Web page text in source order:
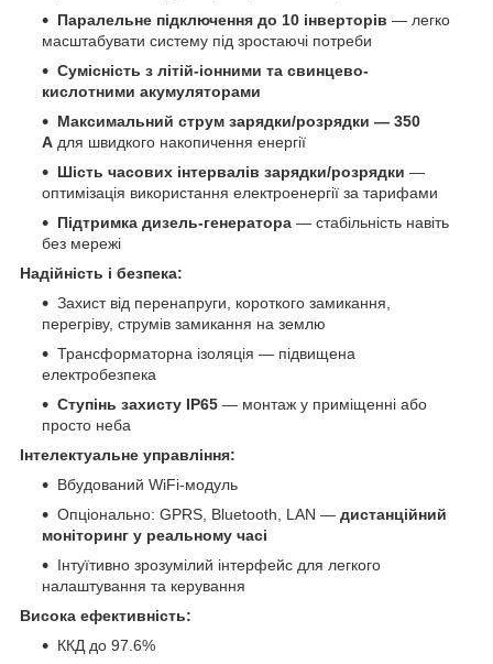
Паралельне підключення до 10 інверторів — легко
масштабувати систему під зростаючі потреби
Сумісність з літій-іонними та свинцево-
кислотними акумуляторами
Максимальний струм зарядки/розрядки — 350
А для швидкого накопичення енергії
Шість часових інтервалів зарядки/розрядки —
оптимізація використання електроенергії за тарифами
Підтримка дизель-генератора — стабільність навіть
без мережі
Надійність і безпека:
Захист від перенапруги, короткого замикання,
перегріву, струмів замикання на землю
Трансформаторна ізоляція — підвищена
електробезпека
Ступінь захисту IP65 — монтаж у приміщенні або
просто неба
Інтелектуальне управління:
Вбудований WiFi-модуль
Опціонально: GPRS, Bluetooth, LAN — дистанційний
моніторинг у реальному часі
Інтуїтивно зрозумілий інтерфейс для легкого
налаштування та керування
Висока ефективність:
ККД до 97.6%